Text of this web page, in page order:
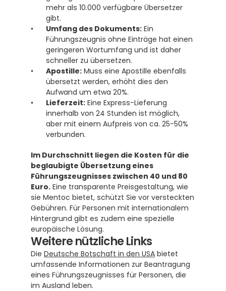
mehr als 10.000 verfügbare Übersetzer
gibt.
Umfang des Dokuments: Ein
Führungszeugnis ohne Einträge hat einen
geringeren Wortumfang und ist daher
schneller zu übersetzen.
Apostille: Muss eine Apostille ebenfalls
übersetzt werden, erhöht dies den
Aufwand um etwa 20%.
Lieferzeit: Eine Express-Lieferung
innerhalb von 24 Stunden ist möglich,
aber mit einem Aufpreis von ca. 25-50%
verbunden.
Im Durchschnitt liegen die Kosten für die
beglaubigte Übersetzung eines
Führungszeugnisses zwischen 40 und 80
Euro. Eine transparente Preisgestaltung, wie
sie Mentoc bietet, schützt Sie vor versteckten
Gebühren. Für Personen mit internationalem
Hintergrund gibt es zudem eine spezielle
europäische Lösung.
Weitere nützliche Links
Die Deutsche Botschaft in den USA bietet
umfassende Informationen zur Beantragung
eines Führungszeugnisses für Personen, die
im Ausland leben.